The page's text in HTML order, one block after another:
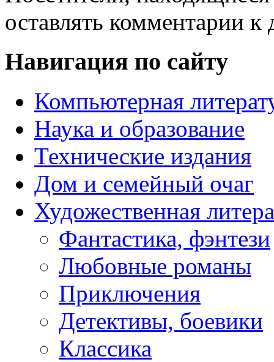
оставлять комментарии к
Навигация по сайту
Компьютерная
Наука и образование
Технические издания
Дом и семейный очаг
Художественная
Фантастика, фэнтези
Любовные романы
Приключения
Детективы, боевики
Классика